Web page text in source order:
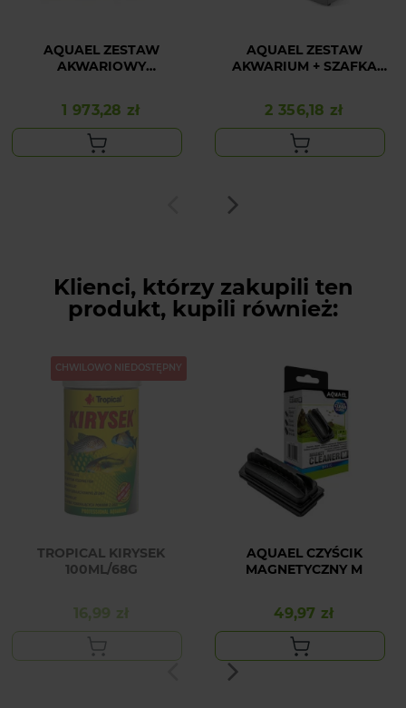
AQUAEL ZESTAW
AKWARIOWY
Cena
1 973,28 zł
AQUAEL ZESTAW
AKWARIUM + SZAFKA
Cena
2 356,18 zł
Klienci, którzy zakupili ten
produkt, kupili również:
CHWILOWO NIEDOSTĘPNY
TROPICAL KIRYSEK
100ML/68G
Cena
16,99 zł
AQUAEL CZYŚCIK
MAGNETYCZNY M
Cena
49,97 zł